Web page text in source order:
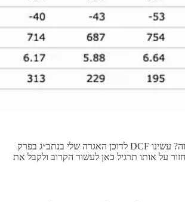
אז כמה העסק הזה שווה? עשינו DCF לדוכן האגרה שלי בנתב״ג בפרק
על אותו תרגיל כאן לעשור הקרוב ולקבל את